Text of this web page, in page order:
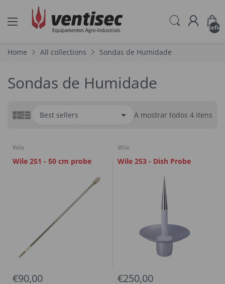
Home All collections Sondas de Humidade
Sondas de Humidade
A mostrar todos 4 itens
Wile
Wile 251 - 50 cm probe
€90,00
Wile
Wile 253 - Dish Probe
€250,00